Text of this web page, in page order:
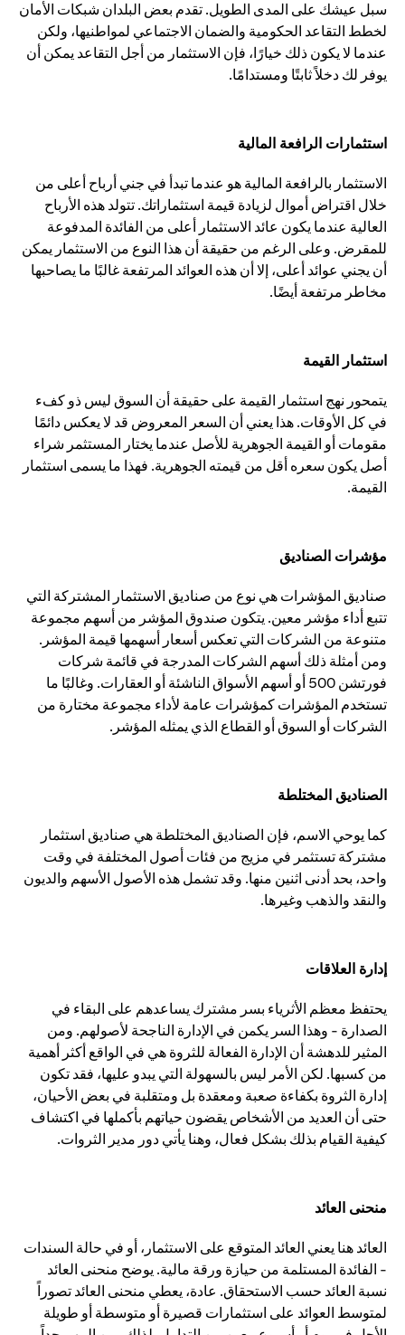
سبل عيشك على المدى الطويل. تقدم بعض البلدان شبكات الأمان
لخطط التقاعد الحكومية والضمان الاجتماعي لمواطنيها، ولكن
عندما لا يكون ذلك خيارًا، فإن الاستثمار من أجل التقاعد يمكن أن
يوفر لك دخلاً ثابتًا ومستدامًا.
استثمارات الرافعة المالية
الاستثمار بالرافعة المالية هو عندما تبدأ في جني أرباح أعلى من
خلال اقتراض أموال لزيادة قيمة استثماراتك. تتولد هذه الأرباح
العالية عندما يكون عائد الاستثمار أعلى من الفائدة المدفوعة
للمقرض. وعلى الرغم من حقيقة أن هذا النوع من الاستثمار يمكن
أن يجني عوائد أعلى، إلا أن هذه العوائد المرتفعة غالبًا ما يصاحبها
مخاطر مرتفعة أيضًا.
استثمار القيمة
يتمحور نهج استثمار القيمة على حقيقة أن السوق ليس ذو كفء
في كل الأوقات. هذا يعني أن السعر المعروض قد لا يعكس دائمًا
مقومات أو القيمة الجوهرية للأصل عندما يختار المستثمر شراء
أصل يكون سعره أقل من قيمته الجوهرية. فهذا ما يسمى استثمار
القيمة.
مؤشرات الصناديق
صناديق المؤشرات هي نوع من صناديق الاستثمار المشتركة التي
تتبع أداء مؤشر معين. يتكون صندوق المؤشر من أسهم مجموعة
متنوعة من الشركات التي تعكس أسعار أسهمها قيمة المؤشر.
ومن أمثلة ذلك أسهم الشركات المدرجة في قائمة شركات
فورتشن 500 أو أسهم الأسواق الناشئة أو العقارات. وغالبًا ما
تستخدم المؤشرات كمؤشرات عامة لأداء مجموعة مختارة من
الشركات أو السوق أو القطاع الذي يمثله المؤشر.
الصناديق المختلطة
كما يوحي الاسم، فإن الصناديق المختلطة هي صناديق استثمار
مشتركة تستثمر في مزيج من فئات أصول المختلفة في وقت
واحد، بحد أدنى اثنين منها. وقد تشمل هذه الأصول الأسهم والديون
والنقد والذهب وغيرها.
إدارة العلاقات
يحتفظ معظم الأثرياء بسر مشترك يساعدهم على البقاء في
الصدارة - وهذا السر يكمن في الإدارة الناجحة لأصولهم. ومن
المثير للدهشة أن الإدارة الفعالة للثروة هي في الواقع أكثر أهمية
من كسبها. لكن الأمر ليس بالسهولة التي يبدو عليها، فقد تكون
إدارة الثروة بكفاءة صعبة ومعقدة بل ومتقلبة في بعض الأحيان،
حتى أن العديد من الأشخاص يقضون حياتهم بأكملها في اكتشاف
كيفية القيام بذلك بشكل فعال، وهنا يأتي دور مدير الثروات.
منحنى العائد
العائد هنا يعني العائد المتوقع على الاستثمار، أو في حالة السندات
- الفائدة المستلمة من حيازة ورقة مالية. يوضح منحنى العائد
نسبة العائد حسب الاستحقاق. عادة، يعطي منحنى العائد تصوراً
لمتوسط العوائد على استثمارات قصيرة أو متوسطة أو طويلة